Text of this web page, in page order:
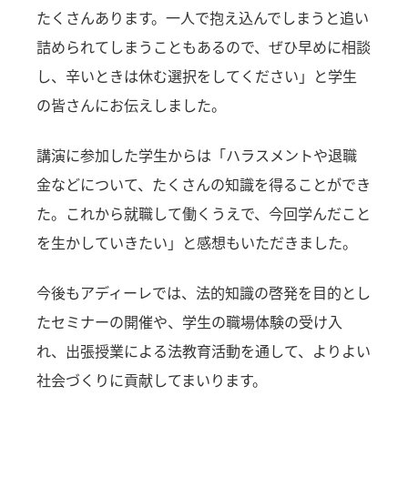
たくさんあります。一人で抱え込んでしまうと追い
詰められてしまうこともあるので、ぜひ早めに相談
し、辛いときは休む選択をしてください」と学生
の皆さんにお伝えしました。
講演に参加した学生からは「ハラスメントや退職
金などについて、たくさんの知識を得ることができ
た。これから就職して働くうえで、今回学んだこと
を生かしていきたい」と感想もいただきました。
今後もアディーレでは、法的知識の啓発を目的とし
たセミナーの開催や、学生の職場体験の受け入
れ、出張授業による法教育活動を通して、よりよい
社会づくりに貢献してまいります。